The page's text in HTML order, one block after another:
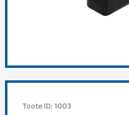
Toote ID: 1003